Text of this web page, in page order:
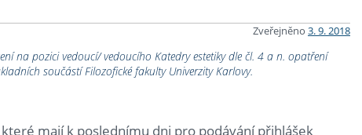
fakulty
řízení
FF UK
třetího věku
a benefity pro studující
and Central European Studies
Zveřejněno 3. 9. 2018
na pozici vedoucí/ vedoucího Katedry estetiky dle čl. 4 a n. opatření
součástí Filozofické fakulty Univerzity Karlovy.
mají k poslednímu dni pro podávání přihlášek